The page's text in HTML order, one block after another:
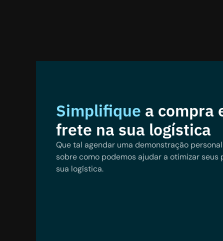
Simplifique a compra
frete na sua logística
Que tal agendar uma demonstração
sobre como podemos ajudar a otimizar seus
sua logística.